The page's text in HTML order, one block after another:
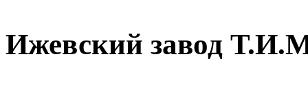
Ижевский завод